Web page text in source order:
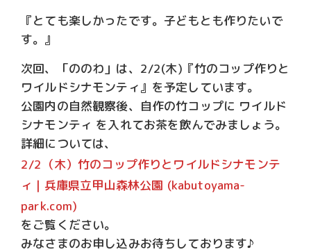
『とても楽しかったです。子どもとも作りたいで
す。』
次回、「ののわ」は、2/2(木)『竹のコップ作りと
ワイルドシナモンティ』を予定しています。
公園内の自然観察後、自作の竹コップに ワイルド
シナモンティ を入れてお茶を飲んでみましょう。
詳細については、
2/2（木）竹のコップ作りとワイルドシナモンテ
ィ | 兵庫県立甲山森林公園 (kabutoyama-
park.com)
をご覧ください。
みなさまのお申し込みお待ちしております♪